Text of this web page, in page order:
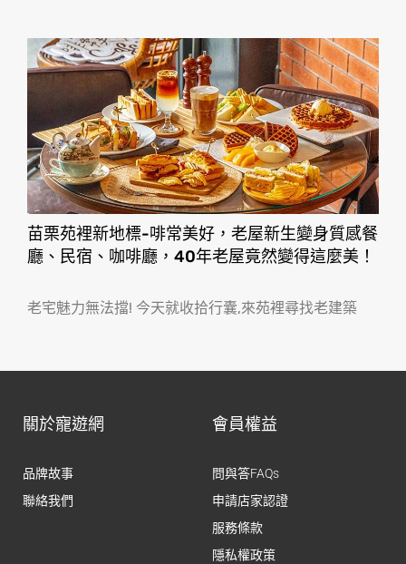
苗栗苑裡新地標-啡常美好，老屋新生變身質感餐
廳、民宿、咖啡廳，40年老屋竟然變得這麼美！
老宅魅力無法擋! 今天就收拾行囊,來苑裡尋找老建築
關於寵遊網
品牌故事
聯絡我們
會員權益
問與答FAQs
申請店家認證
服務條款
隱私權政策